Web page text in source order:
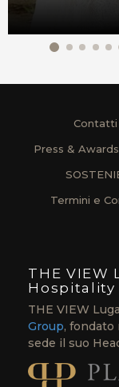
Contatti
Press & Awards
Termini e
THE VIEW
Hospitality
THE VIEW
Group, fondato
sede il suo